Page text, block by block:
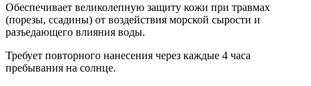
Обеспечивает великолепную защиту кожи при травмах
(порезы, ссадины) от воздействия морской сырости и
разъедающего влияния воды.
Требует повторного нанесения через каждые 4 часа
пребывания на солнце.